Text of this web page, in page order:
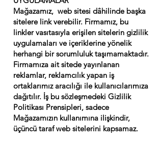
Mağazamız, web sitesi dâhilinde başka
sitelere link verebilir. Firmamız, bu
linkler vasıtasıyla erişilen sitelerin gizlilik
uygulamaları ve içeriklerine yönelik
herhangi bir sorumluluk taşımamaktadır.
Firmamıza ait sitede yayınlanan
reklamlar, reklamcılık yapan iş
ortaklarımız aracılığı ile kullanıcılarımıza
dağıtılır. İş bu sözleşmedeki Gizlilik
Politikası Prensipleri, sadece
Mağazamızın kullanımına ilişkindir,
üçüncü taraf web sitelerini kapsamaz.